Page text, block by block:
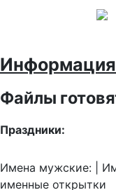
Информация
Файлы
Праздники:
Имена мужские: |
именные открытки